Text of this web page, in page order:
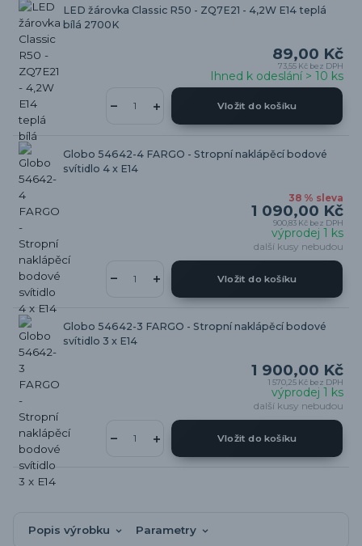
LED žárovka Classic R50 - ZQ7E21 - 4,2W E14 teplá
bílá 2700K
89,00 Kč
73,55 Kč bez DPH
Ihned k odeslání > 10 ks
Vložit do košíku
Globo 54642-4 FARGO - Stropní naklápěcí bodové
svítidlo 4 x E14
38 % sleva
1 090,00 Kč
900,83 Kč bez DPH
výprodej 1 ks
další kusy nebudou
Vložit do košíku
Globo 54642-3 FARGO - Stropní naklápěcí bodové
svítidlo 3 x E14
1 900,00 Kč
1 570,25 Kč bez DPH
výprodej 1 ks
další kusy nebudou
Vložit do košíku
Popis výrobku Parametry